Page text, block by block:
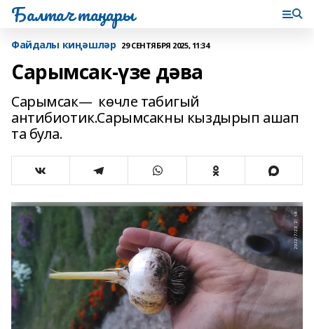
Балтач таңнары
Файдалы киңәшләр 29 СЕНТЯБРЯ 2025, 11:34
Сарымсак-үзе дәва
Сарымсак— көчле табигый
антибиотик.Сарымсакны кыздырып ашап
та була.